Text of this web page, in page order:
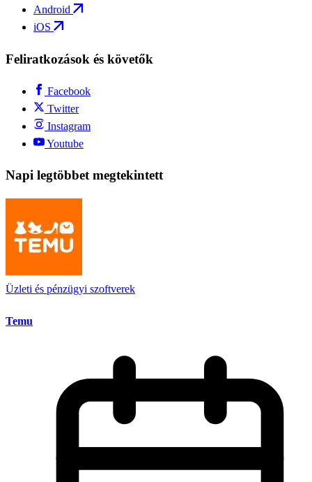
Android
iOS
Feliratkozások és követők
Facebook
Twitter
Instagram
Youtube
Napi legtöbbet megtekintett
Üzleti és pénzügyi szoftverek
Temu